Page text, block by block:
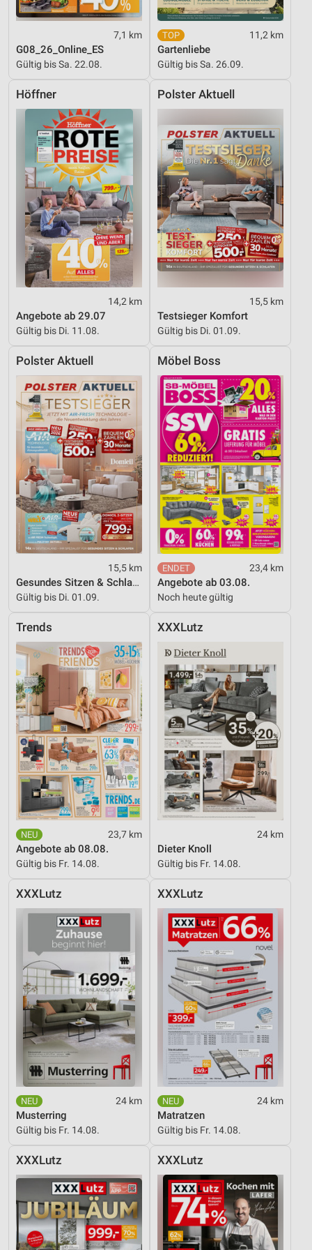
7,1 km
G08_26_Online_ES
Gültig bis Sa. 22.08.
11,2 km
Gartenliebe
Gültig bis Sa. 26.09.
Höffner
14,2 km
Angebote ab 29.07
Gültig bis Di. 11.08.
Polster Aktuell
15,5 km
Testsieger Komfort
Gültig bis Di. 01.09.
Polster Aktuell
15,5 km
Gesundes Sitzen & Schlafen
Gültig bis Di. 01.09.
Möbel Boss
23,4 km
Angebote ab 03.08.
Noch heute gültig
Trends
23,7 km
Angebote ab 08.08.
Gültig bis Fr. 14.08.
XXXLutz
24 km
Dieter Knoll
Gültig bis Fr. 14.08.
XXXLutz
24 km
Musterring
Gültig bis Fr. 14.08.
XXXLutz
24 km
Matratzen
Gültig bis Fr. 14.08.
XXXLutz XXXLutz
Nicht-IAB-Verarbeitungszwecke:
Performance
Werbung